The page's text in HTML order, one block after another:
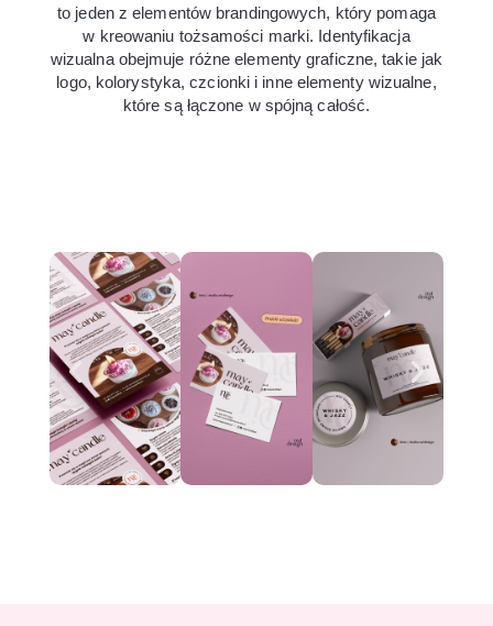
to jeden z elementów brandingowych, który pomaga
w kreowaniu tożsamości marki. Identyfikacja
wizualna obejmuje różne elementy graficzne, takie jak
logo, kolorystyka, czcionki i inne elementy wizualne,
które są łączone w spójną całość.